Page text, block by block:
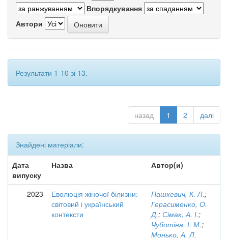
Впорядкування
Автори
Результати 1-10 зі 13.
назад 1 2 далі
Знайдені матеріали:
Дата
випуску
Назва Автор(и)
2023
Еволюція жіночої білизни:
світовий і український
контексти
Пашкевич, К. Л.;
Герасименко, О.
Д.; Сімак, А. І.;
Чуботіна, І. М.;
Монько, А. Л.